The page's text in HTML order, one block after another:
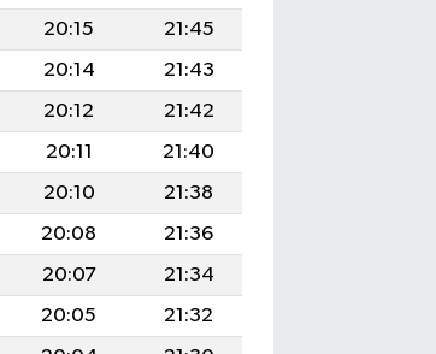
20:15
21:45
20:14
21:43
20:12
21:42
20:11
21:40
20:10
21:38
20:08
21:36
20:07
21:34
20:05
21:32